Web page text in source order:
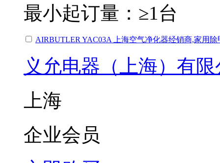
最小起订量： ≥1台
AIRBUTLER YAC03A 上海空气净化器经销商,家用
义允电器（上海）有
上海
企业会员